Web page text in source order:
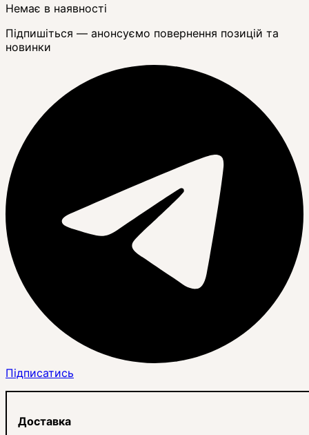
Немає в наявності
Підпишіться — анонсуємо повернення позицій та
новинки
Підписатись
Доставка